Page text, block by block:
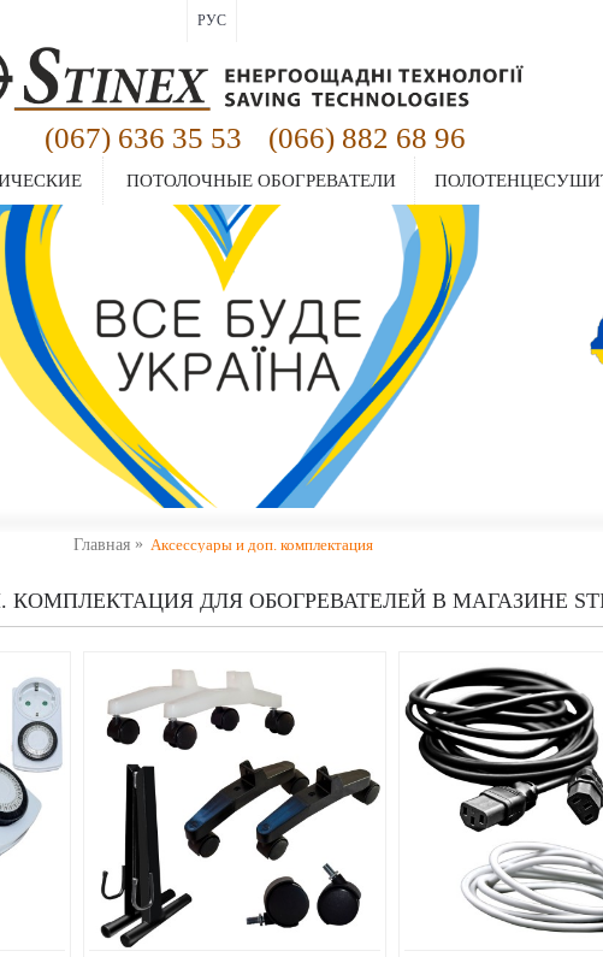
РУС
(067) 636 35 53
|
(066) 882 68 96
ПОТОЛОЧНЫЕ ОБОГРЕВАТЕЛИ
Главная Аксессуары и доп. комплектация
ДЛЯ ОБОГРЕВАТЕЛЕЙ В МАГАЗИНЕ